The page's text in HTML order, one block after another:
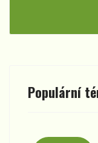
Populární